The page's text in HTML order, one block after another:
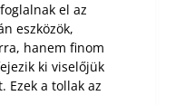
el az
eszközök,
hanem finom
ki viselőjük
Ezek a tollak az